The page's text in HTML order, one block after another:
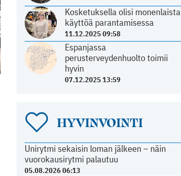
Kosketuksella olisi monenlaista
käyttöä parantamisessa
11.12.2025 09:58
Espanjassa
perusterveydenhuolto toimii
hyvin
07.12.2025 13:59
HYVINVOINTI
Unirytmi sekaisin loman jälkeen – näin
vuorokausirytmi palautuu
05.08.2026 06:13